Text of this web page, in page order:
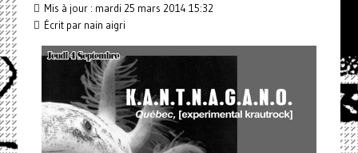
Mis à jour : mardi 25 mars 2014 15:32
Écrit par nain aigri